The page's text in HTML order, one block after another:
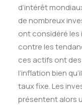
d’intérêt
de nombreux
ont considéré
contre les
ces actifs ont
l’inflation bien
taux fixe. Les
présentent alors